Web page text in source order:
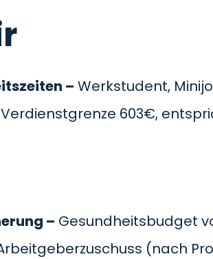
– Werkstudent,
603€,
– Gesundheitsbudget
(nach